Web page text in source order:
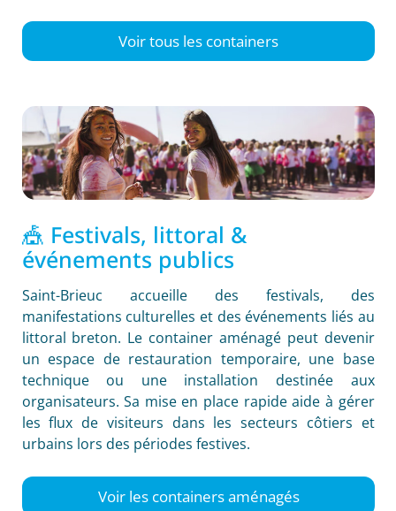
Voir tous les containers
🎪 Festivals, littoral &
événements publics
Saint-Brieuc accueille des festivals, des
manifestations culturelles et des événements liés au
littoral breton. Le container aménagé peut devenir
un espace de restauration temporaire, une base
technique ou une installation destinée aux
organisateurs. Sa mise en place rapide aide à gérer
les flux de visiteurs dans les secteurs côtiers et
urbains lors des périodes festives.
Voir les containers aménagés